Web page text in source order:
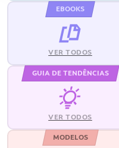
EBOOKS
VER TODOS
GUIA DE TENDÊNCIAS
VER TODOS
MODELOS